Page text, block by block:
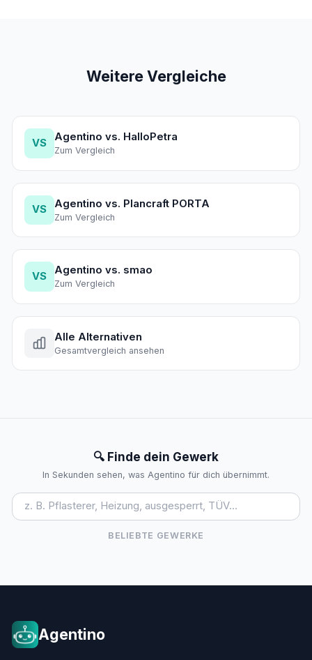
Weitere Vergleiche
VS Agentino vs. HalloPetra
Zum Vergleich
VS Agentino vs. Plancraft PORTA
Zum Vergleich
VS Agentino vs. smao
Zum Vergleich
Alle Alternativen
Gesamtvergleich ansehen
🔍 Finde dein Gewerk
In Sekunden sehen, was Agentino für dich übernimmt.
BELIEBTE GEWERKE
Agentino